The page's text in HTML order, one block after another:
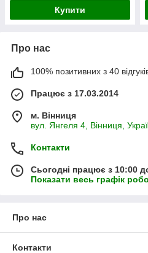
Купити
Про нас
100% позитивних з 40
Працює з 17.03.2014
м. Вінниця
вул. Янгеля 4, Вінниця,
Контакти
Сьогодні працює з 10:00
Показати весь графік
Про нас
Контакти